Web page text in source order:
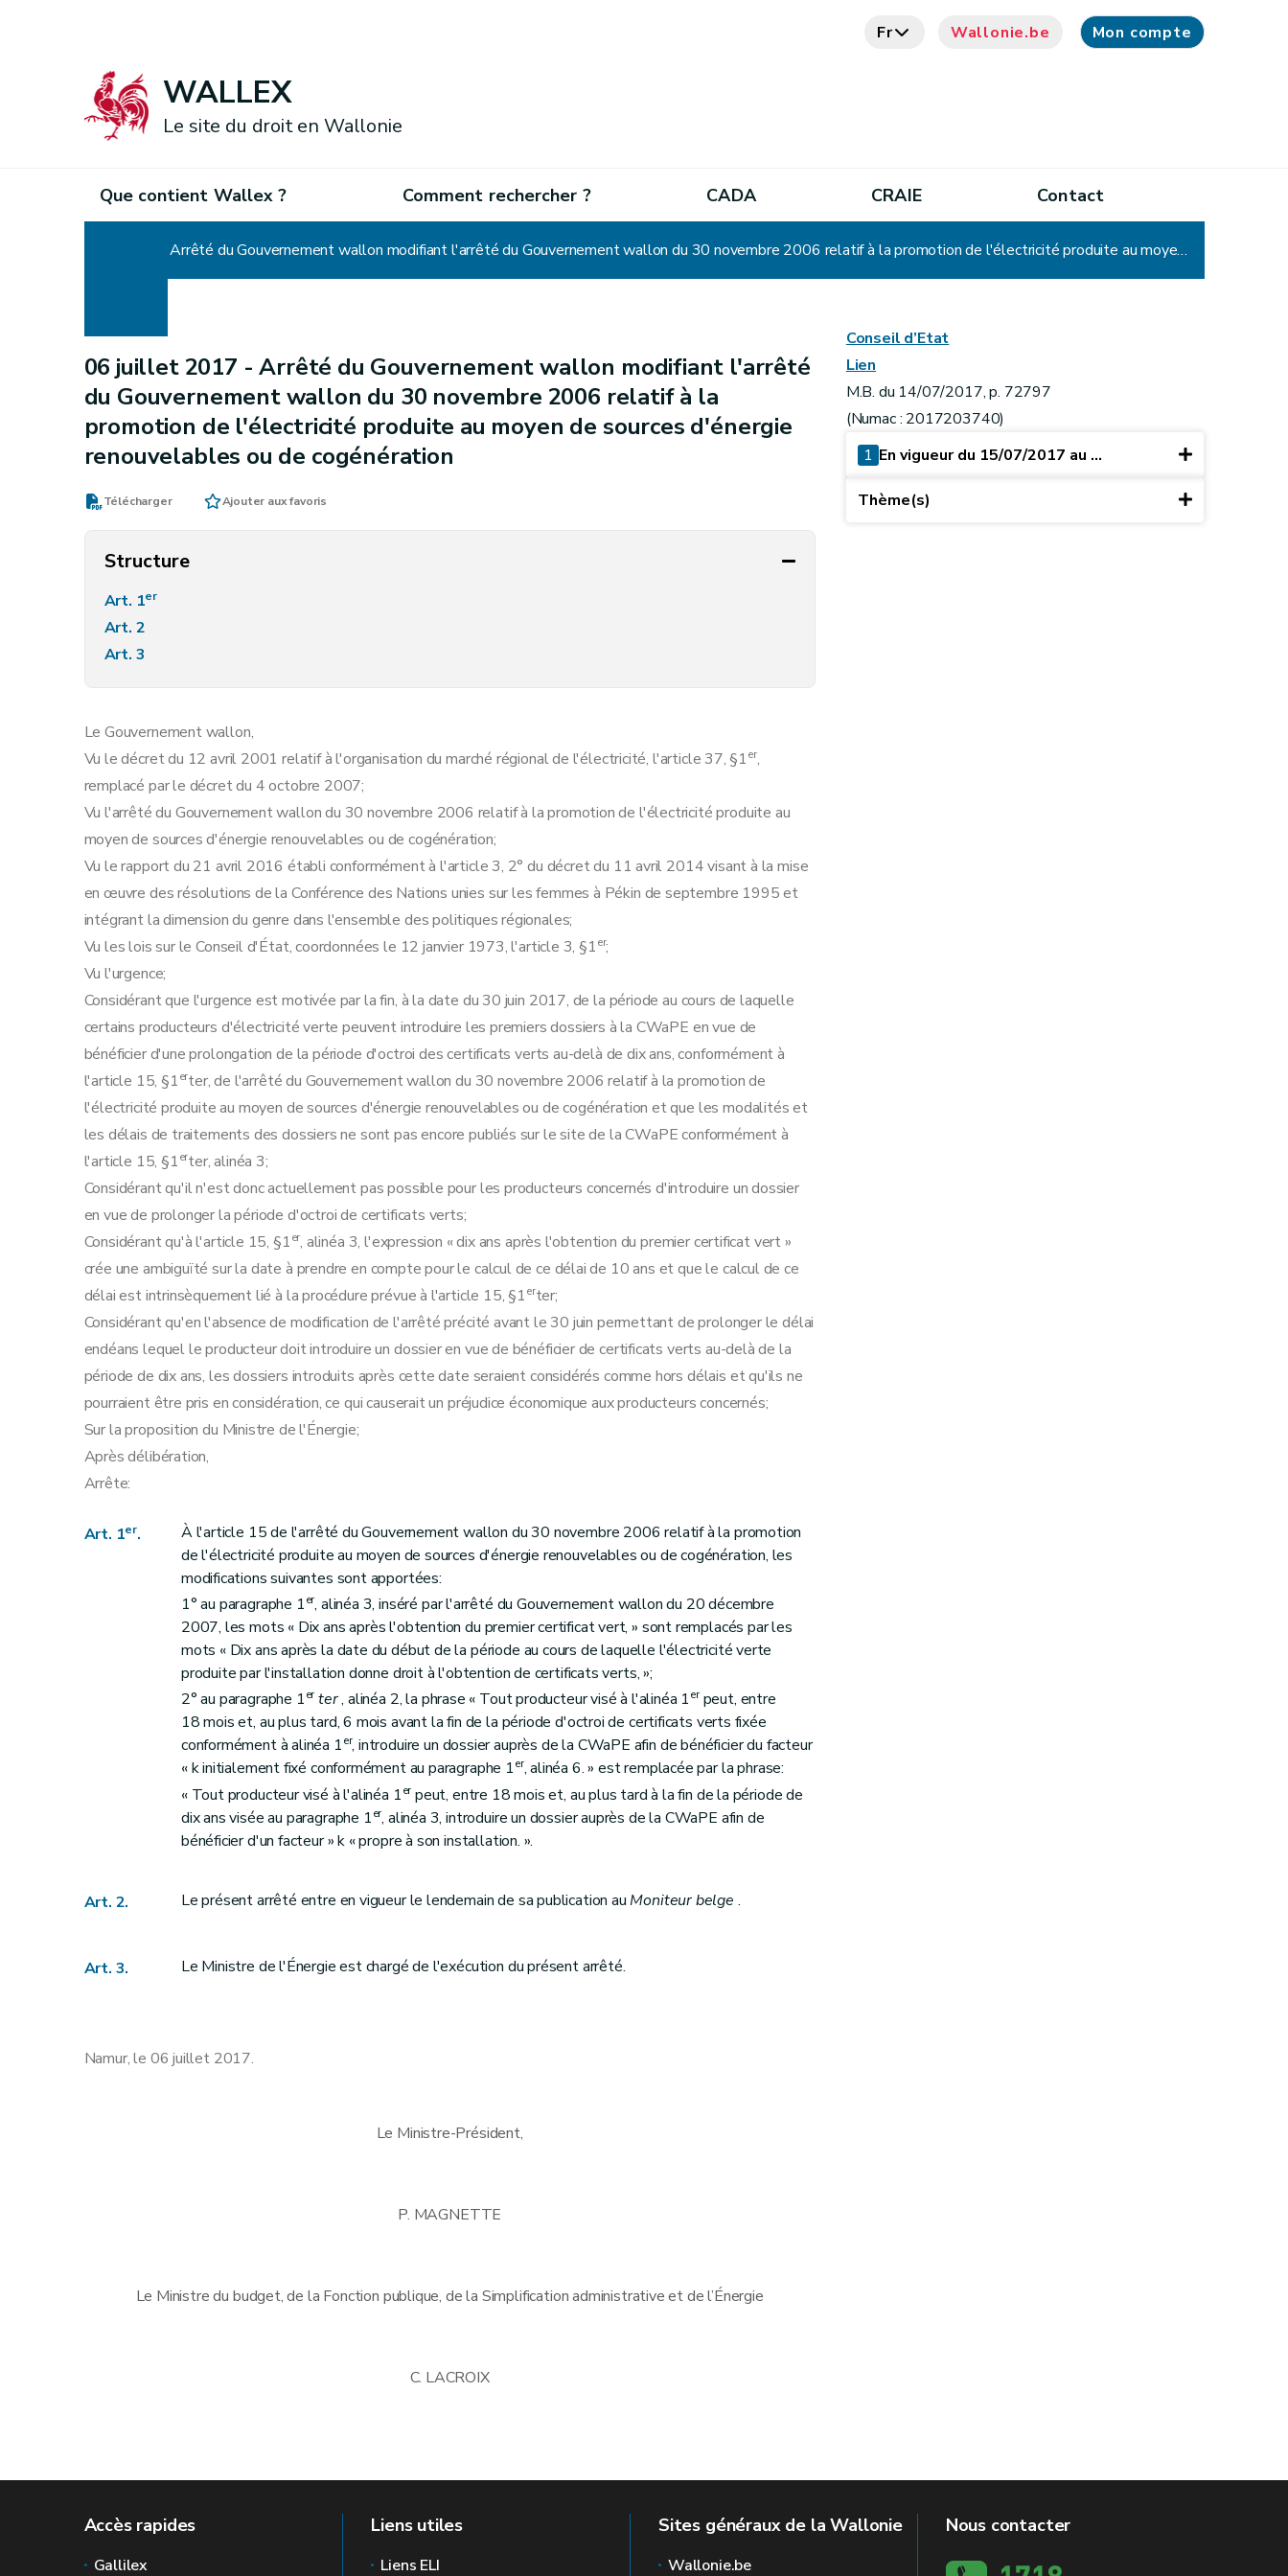
Fr Wallonie.be Mon compte
WALLEX
Le site du droit en Wallonie
Que contient Wallex ? Comment rechercher ? CADA CRAIE Contact
Arrêté du Gouvernement wallon modifiant l'arrêté du Gouvernement wallon du 30 novembre 2006 relatif à la promotion de l'électricité produite au moyen de sources d'énergie renouvelables ou de cogénération
06 juillet 2017 -Arrêté du Gouvernement wallon modifiant l'arrêté
du Gouvernement wallon du 30 novembre 2006 relatif à la
promotion de l'électricité produite au moyen de sources d'énergie
renouvelables ou de cogénération
Télécharger Ajouter aux favoris
Structure
Art. 1er
Art. 2
Art. 3
Le Gouvernement wallon,
Vu le décret du 12 avril 2001 relatif à l'organisation du marché régional de l'électricité, l'article 37, §1er,
remplacé par le décret du 4 octobre 2007;
Vu l'arrêté du Gouvernement wallon du 30 novembre 2006 relatif à la promotion de l'électricité produite au
moyen de sources d'énergie renouvelables ou de cogénération;
Vu le rapport du 21 avril 2016 établi conformément à l'article 3, 2° du décret du 11 avril 2014 visant à la mise
en œuvre des résolutions de la Conférence des Nations unies sur les femmes à Pékin de septembre 1995 et
intégrant la dimension du genre dans l'ensemble des politiques régionales;
Vu les lois sur le Conseil d'État, coordonnées le 12 janvier 1973, l'article 3, §1er;
Vu l'urgence;
Considérant que l'urgence est motivée par la fin, à la date du 30 juin 2017, de la période au cours de laquelle
certains producteurs d'électricité verte peuvent introduire les premiers dossiers à la CWaPE en vue de
bénéficier d'une prolongation de la période d'octroi des certificats verts au-delà de dix ans, conformément à
l'article 15, §1erter, de l'arrêté du Gouvernement wallon du 30 novembre 2006 relatif à la promotion de
l'électricité produite au moyen de sources d'énergie renouvelables ou de cogénération et que les modalités et
les délais de traitements des dossiers ne sont pas encore publiés sur le site de la CWaPE conformément à
l'article 15, §1erter, alinéa 3;
Considérant qu'il n'est donc actuellement pas possible pour les producteurs concernés d'introduire un dossier
en vue de prolonger la période d'octroi de certificats verts;
Considérant qu'à l'article 15, §1er, alinéa 3, l'expression « dix ans après l'obtention du premier certificat vert »
crée une ambiguïté sur la date à prendre en compte pour le calcul de ce délai de 10 ans et que le calcul de ce
délai est intrinsèquement lié à la procédure prévue à l'article 15, §1erter;
Considérant qu'en l'absence de modification de l'arrêté précité avant le 30 juin permettant de prolonger le délai
endéans lequel le producteur doit introduire un dossier en vue de bénéficier de certificats verts au-delà de la
période de dix ans, les dossiers introduits après cette date seraient considérés comme hors délais et qu'ils ne
pourraient être pris en considération, ce qui causerait un préjudice économique aux producteurs concernés;
Sur la proposition du Ministre de l'Énergie;
Après délibération,
Arrête:
Art. 1er.
À l'article 15 de l'arrêté du Gouvernement wallon du 30 novembre 2006 relatif à la promotion
de l'électricité produite au moyen de sources d'énergie renouvelables ou de cogénération, les
modifications suivantes sont apportées:
1° au paragraphe 1er, alinéa 3, inséré par l'arrêté du Gouvernement wallon du 20 décembre
2007, les mots « Dix ans après l'obtention du premier certificat vert, » sont remplacés par les
mots « Dix ans après la date du début de la période au cours de laquelle l'électricité verte
produite par l'installation donne droit à l'obtention de certificats verts, »;
2° au paragraphe 1er ter, alinéa 2, la phrase « Tout producteur visé à l'alinéa 1erpeut, entre
18 mois et, au plus tard, 6 mois avant la fin de la période d'octroi de certificats verts fixée
conformément à alinéa 1er, introduire un dossier auprès de la CWaPE afin de bénéficier du facteur
« k initialement fixé conformément au paragraphe 1er, alinéa 6. » est remplacée par la phrase:
« Tout producteur visé à l'alinéa 1erpeut, entre 18 mois et, au plus tard à la fin de la période de
dix ans visée au paragraphe 1er, alinéa 3, introduire un dossier auprès de la CWaPE afin de
bénéficier d'un facteur » k « propre à son installation. ».
Art. 2. Le présent arrêté entre en vigueur le lendemain de sa publication auMoniteur belge .
Art. 3. Le Ministre de l'Énergie est chargé de l'exécution du présent arrêté.
Namur, le 06 juillet 2017.
Le Ministre-Président,
P. MAGNETTE
Le Ministre du budget, de la Fonction publique, de la Simplification administrative et de l’Énergie
C. LACROIX
Conseil d’Etat
Lien
M.B. du 14/07/2017, p. 72797
(Numac : 2017203740)
1 En vigueur du 15/07/2017 au ...
Thème(s)
Accès rapides
Gallilex
Liens utiles
Liens ELI
Sites généraux de la Wallonie
Wallonie.be
Nous contacter